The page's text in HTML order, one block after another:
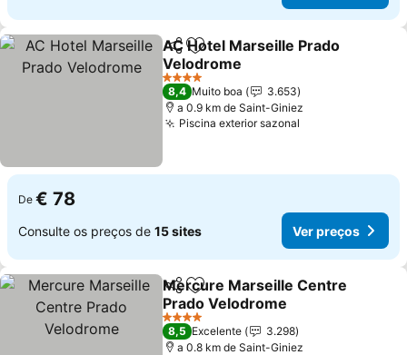
PartilharAdicionar aos favoritos
AC Hotel Marseille Prado
Velodrome
4 Estrelas
8,4 Muito boa
3.653
a 0.9 km de Saint-Giniez
Piscina exterior sazonal
De € 78
Consulte os preços de 15 sites Ver preços
PartilharAdicionar aos favoritos
Mercure Marseille Centre
Prado Velodrome
4 Estrelas
8,5 Excelente
3.298
a 0.8 km de Saint-Giniez